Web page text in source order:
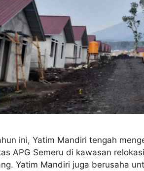
ini, Yatim Mandiri tengah
APG Semeru di kawasan
Yatim Mandiri juga berusaha